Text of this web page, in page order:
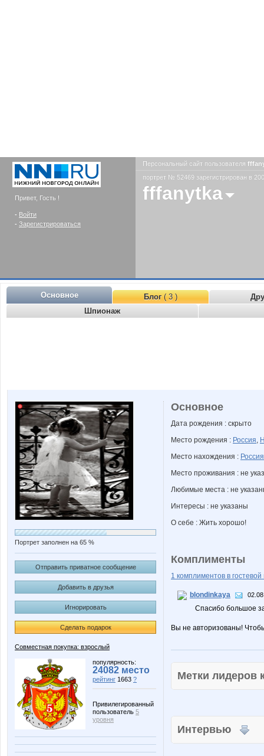
Привет, Гость !
- Войти
- Зарегистрироваться
Персональный сайт пользователя
портрет № 52469 зарегистрирован в
fffanytka
Основное Блог( 3 )
Шпионаж
Портрет заполнен на 65 %
Отправить приватное сообщение
Добавить в друзья
Игнорировать
Сделать подарок
Совместная покупка: взрослый
популярность:
24082 место
рейтинг 1663 ?
Привилегированный
пользователь 5
уровня
Основное
Дата рождения : скрыто
Место рождения : Россия,
Место нахождения : Россия
Место проживания : не
Любимые места : не
Интересы : не указаны
О себе : Жить хорошо!
Комплименты
1 комплиментов в гостевой
blondinkaya
Спасибо большое
Вы не авторизованы!
Метки
Интервью